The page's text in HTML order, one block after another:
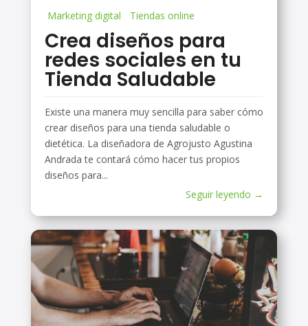
Marketing digital Tiendas online
Crea diseños para
redes sociales en tu
Tienda Saludable
Existe una manera muy sencilla para saber cómo
crear diseños para una tienda saludable o
dietética. La diseñadora de Agrojusto Agustina
Andrada te contará cómo hacer tus propios
diseños para...
Seguir leyendo →